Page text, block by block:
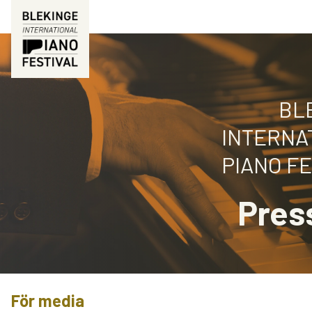
PIANO
För media